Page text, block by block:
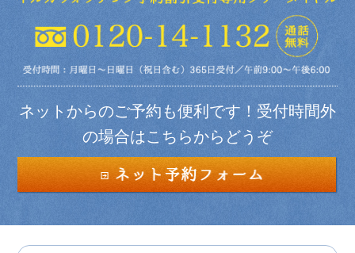
ネットからのご予約も便利です！受付時間外
の場合はこちらからどうぞ